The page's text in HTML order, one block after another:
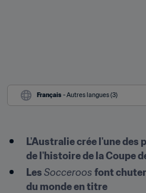
Français - Autres langues (3)
L'Australie crée l'une des
de l'histoire de la Coupe
Les Socceroos font
du monde en titre